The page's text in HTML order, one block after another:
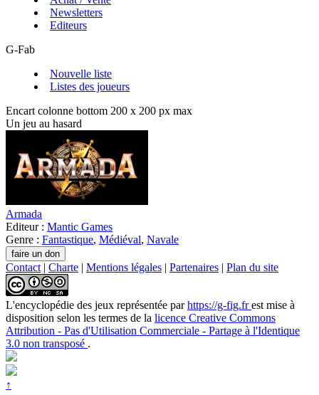
Newsletters
Editeurs
G-Fab
Nouvelle liste
Listes des joueurs
Encart colonne bottom 200 x 200 px max
Un jeu au hasard
Armada
Editeur : Mantic Games
Genre : Fantastique, Médiéval, Navale
Contact | Charte | Mentions légales | Partenaires | Plan du site
L'encyclopédie des jeux représentée parhttps://g-fig.frest mise à
disposition selon les termes de la licence Creative Commons
Attribution - Pas d'Utilisation Commerciale - Partage à l'Identique
3.0 non transposé .
↑